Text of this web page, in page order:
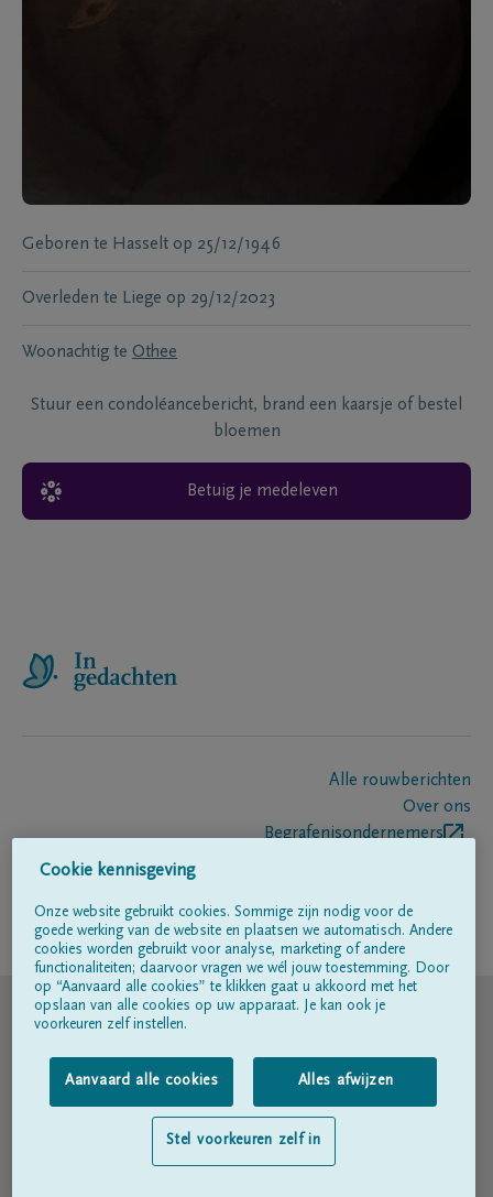
Geboren te Hasselt op 25/12/1946
Overleden te Liege op 29/12/2023
Woonachtig te Othee
Stuur een condoléancebericht, brand een kaarsje of bestel
bloemen
Betuig je medeleven
Alle rouwberichten
Over ons
Begrafenisondernemers
Volg ons op
© DELA
Gebruiksvoorwaarden
Privacyverklaring
Toegankelijkheidsverklaring
Cookie kennisgeving
Onze website gebruikt cookies. Sommige zijn nodig voor de
goede werking van de website en plaatsen we automatisch. Andere
cookies worden gebruikt voor analyse, marketing of andere
functionaliteiten; daarvoor vragen we wél jouw toestemming. Door
op “Aanvaard alle cookies” te klikken gaat u akkoord met het
opslaan van alle cookies op uw apparaat. Je kan ook je
voorkeuren zelf instellen.
Aanvaard alle cookies Alles afwijzen
Stel voorkeuren zelf in